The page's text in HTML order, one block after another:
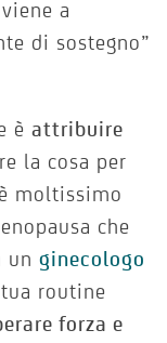
a
di sostegno”
è attribuire
la cosa per
moltissimo
che
un ginecologo
routine
forza e